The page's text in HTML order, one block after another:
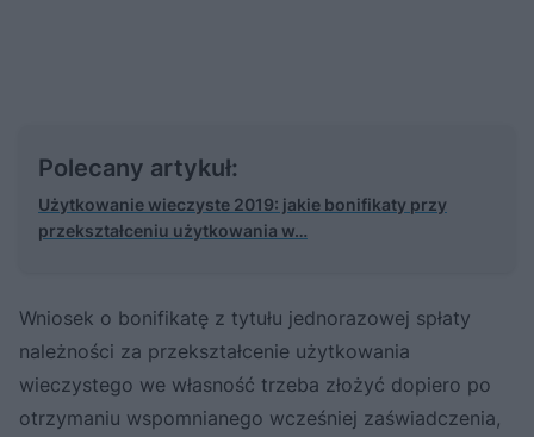
Polecany artykuł:
Użytkowanie wieczyste 2019: jakie bonifikaty przy
przekształceniu użytkowania w…
Wniosek o bonifikatę z tytułu jednorazowej spłaty
należności za przekształcenie użytkowania
wieczystego we własność trzeba złożyć dopiero po
otrzymaniu wspomnianego wcześniej zaświadczenia,